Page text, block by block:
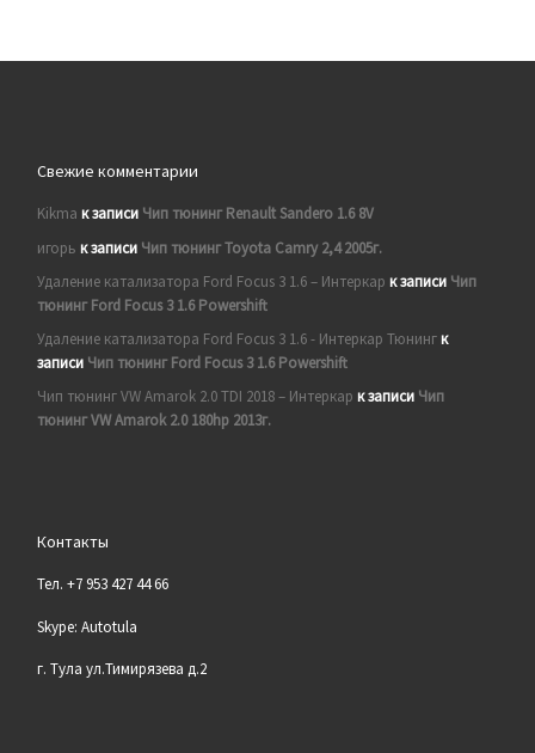
Свежие комментарии
Kikma к записи Чип тюнинг Renault Sandero 1.6 8V
игорь к записи Чип тюнинг Toyota Camry 2,4 2005г.
Удаление катализатора Ford Focus 3 1.6 – Интеркар к записи Чип
тюнинг Ford Focus 3 1.6 Powershift
Удаление катализатора Ford Focus 3 1.6 - Интеркар Тюнингк
записи Чип тюнинг Ford Focus 3 1.6 Powershift
Чип тюнинг VW Amarok 2.0 TDI 2018 – Интеркар к записи Чип
тюнинг VW Amarok 2.0 180hp 2013г.
Контакты
Тел. +7 953 427 44 66
Skype: Autotula
г. Тула ул.Тимирязева д.2